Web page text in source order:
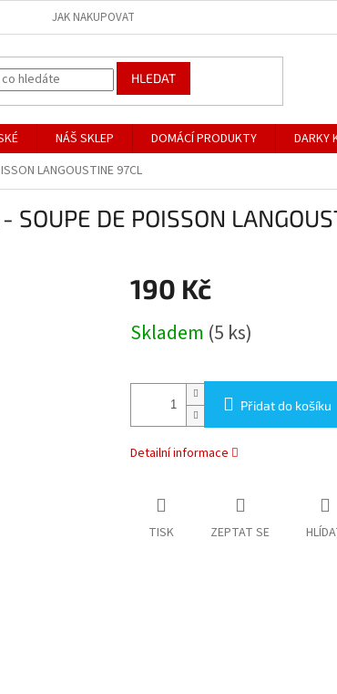
JAK NAKUPOVAT
HLEDAT
NÁŠ SKLEP DOMÁCÍ PRODUKTY DARKY
LANGOUSTINE 97CL
SOUPE DE POISSON
190 Kč
cena:
Skladem (5 ks)
Přidat do košíku
Detailní informace
TISK ZEPTAT SE